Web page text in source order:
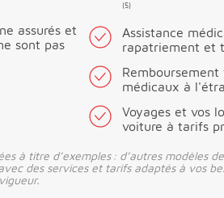
assurés et
sont pas
(5)
Assistance
rapatriement et
Remboursement
médicaux à
Voyages et vos
voiture à tarifs
à titre d’exemples : d’autres modèles
des services et tarifs adaptés à vos